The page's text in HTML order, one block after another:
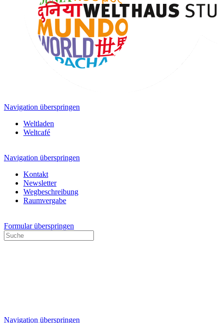
Navigation überspringen
Weltladen
Weltcafé
Navigation überspringen
Kontakt
Newsletter
Wegbeschreibung
Raumvergabe
Formular überspringen
Navigation überspringen